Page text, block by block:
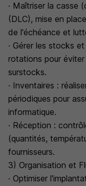
· Maîtriser la casse
(DLC), mise en
de l'échéance et
· Gérer les stocks
rotations pour
surstocks.
· Inventaires :
périodiques pour
informatique.
· Réception :
(quantités,
fournisseurs.
3) Organisation et
· Optimiser